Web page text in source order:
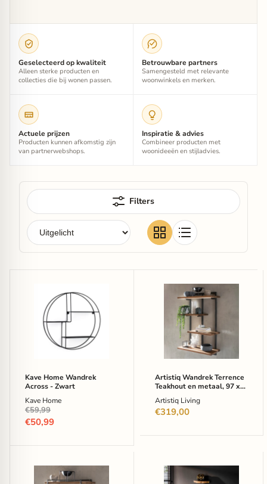
Geselecteerd op kwaliteit
Alleen sterke producten en
collecties die bij wonen passen.
Betrouwbare partners
Samengesteld met relevante
woonwinkels en merken.
Actuele prijzen
Producten kunnen afkomstig zijn
van partnerwebshops.
Inspiratie & advies
Combineer producten met
woonideeën en stijladvies.
Filters
Wandrek
Across
Zwart
Kave Home Wandrek
Across - Zwart
Kave Home
Oorspronkelijke
prijs
€59,99
Huidige
€50,99
Artistiq
Wandrek
Terrence
Teakhout
metaal,
Artistiq Wandrek Terrence
Teakhout en metaal, 97 x
Artistiq Living
€319,00
Artistiq
Wandrek
LifestyleFurn
Wandplank